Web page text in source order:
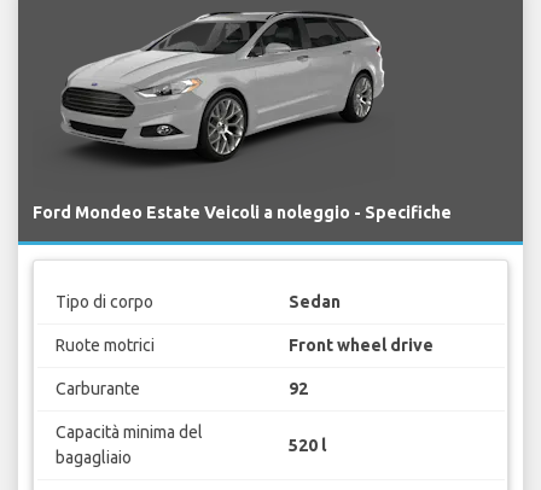
Ford Mondeo Estate Veicoli a noleggio - Specifiche
Tipo di corpo Sedan
Ruote motrici Front wheel drive
Carburante 92
Capacità minima del
bagagliaio
520 l